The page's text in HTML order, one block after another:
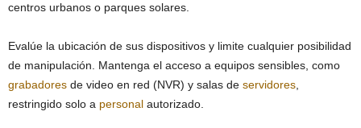
centros urbanos o parques solares.
Evalúe la ubicación de sus dispositivos y limite cualquier posibilidad
de manipulación. Mantenga el acceso a equipos sensibles, como
grabadores de video en red (NVR) y salas de servidores
restringido solo a personal autorizado.